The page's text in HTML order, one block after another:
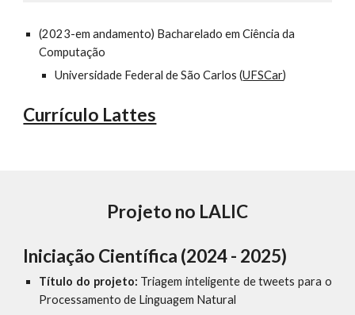
(2023-em andamento) Bacharelado em Ciência da
Computação
Universidade Federal de São Carlos (UFSCar)
Currículo Lattes
Projeto no LALIC
Iniciação Científica (2024- 2025)
Título do projeto: Triagem inteligente de tweets para o
Processamento de Linguagem Natural